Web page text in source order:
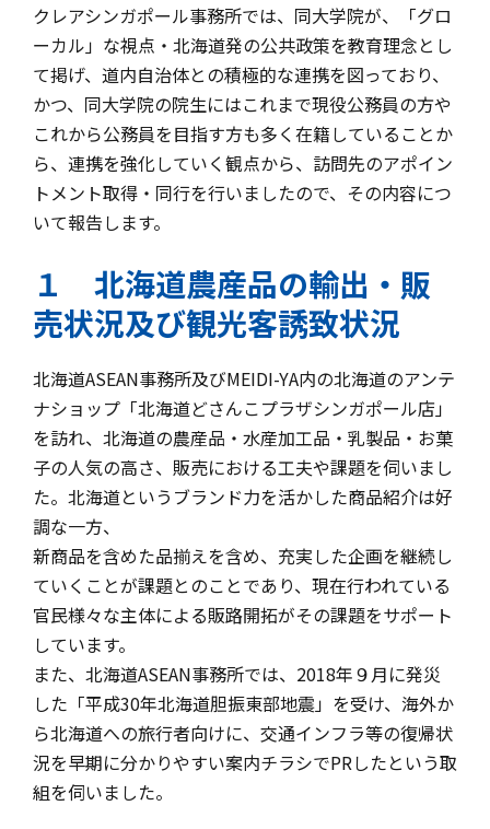
クレアシンガポール事務所では、同大学院が、「グロ
ーカル」な視点・北海道発の公共政策を教育理念とし
て掲げ、道内自治体との積極的な連携を図っており、
かつ、同大学院の院生にはこれまで現役公務員の方や
これから公務員を目指す方も多く在籍していることか
ら、連携を強化していく観点から、訪問先のアポイン
トメント取得・同行を行いましたので、その内容につ
いて報告します。
１ 北海道農産品の輸出・販
売状況及び観光客誘致状況
北海道ASEAN事務所及びMEIDI-YA内の北海道のアンテ
ナショップ「北海道どさんこプラザシンガポール店」
を訪れ、北海道の農産品・水産加工品・乳製品・お菓
子の人気の高さ、販売における工夫や課題を伺いまし
た。北海道というブランド力を活かした商品紹介は好
調な一方、
新商品を含めた品揃えを含め、充実した企画を継続し
ていくことが課題とのことであり、現在行われている
官民様々な主体による販路開拓がその課題をサポート
しています。
また、北海道ASEAN事務所では、2018年９月に発災
した「平成30年北海道胆振東部地震」を受け、海外か
ら北海道への旅行者向けに、交通インフラ等の復帰状
況を早期に分かりやすい案内チラシでPRしたという取
組を伺いました。